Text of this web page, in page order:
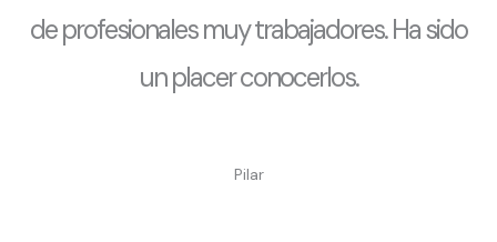
de profesionales muy trabajadores. Ha sido
un placer conocerlos.
Pilar